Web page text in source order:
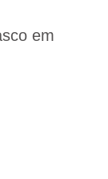
em